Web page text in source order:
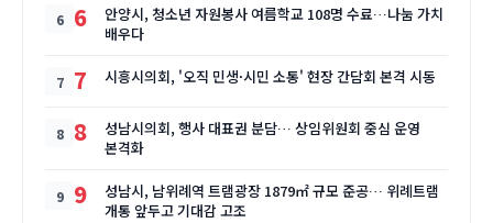
6
안양시, 청소년 자원봉사 여름학교 108명 수료…나눔 가치
배우다
7 시흥시의회, '오직 민생·시민 소통' 현장 간담회 본격 시동
8
성남시의회, 행사 대표권 분담… 상임위원회 중심 운영
본격화
9
성남시, 남위례역 트램광장 1879㎡ 규모 준공… 위례트램
개통 앞두고 기대감 고조